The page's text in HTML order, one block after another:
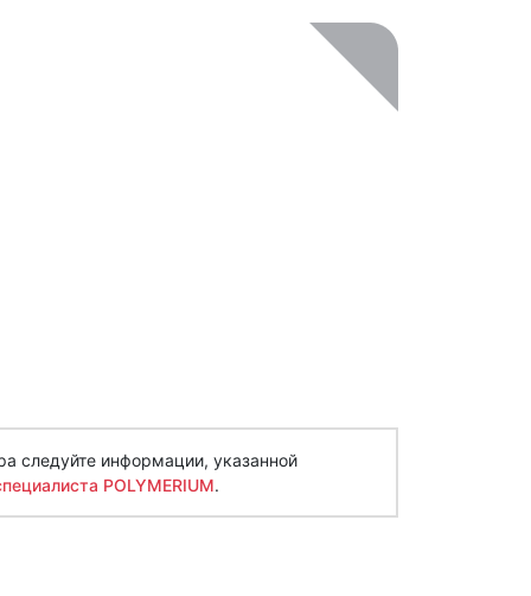
следуйте информации, указанной
POLYMERIUM.